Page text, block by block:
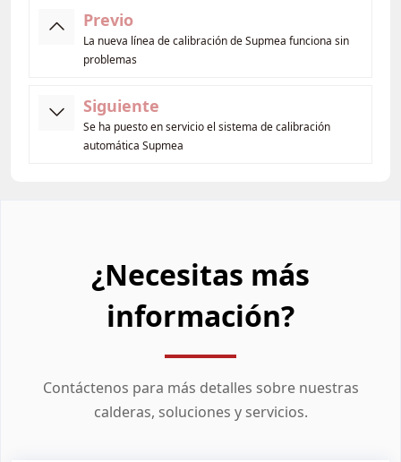
Previo
La nueva línea de calibración de Supmea funciona sin
problemas
Siguiente
Se ha puesto en servicio el sistema de calibración
automática Supmea
¿Necesitas más
información?
Contáctenos para más detalles sobre nuestras
calderas, soluciones y servicios.